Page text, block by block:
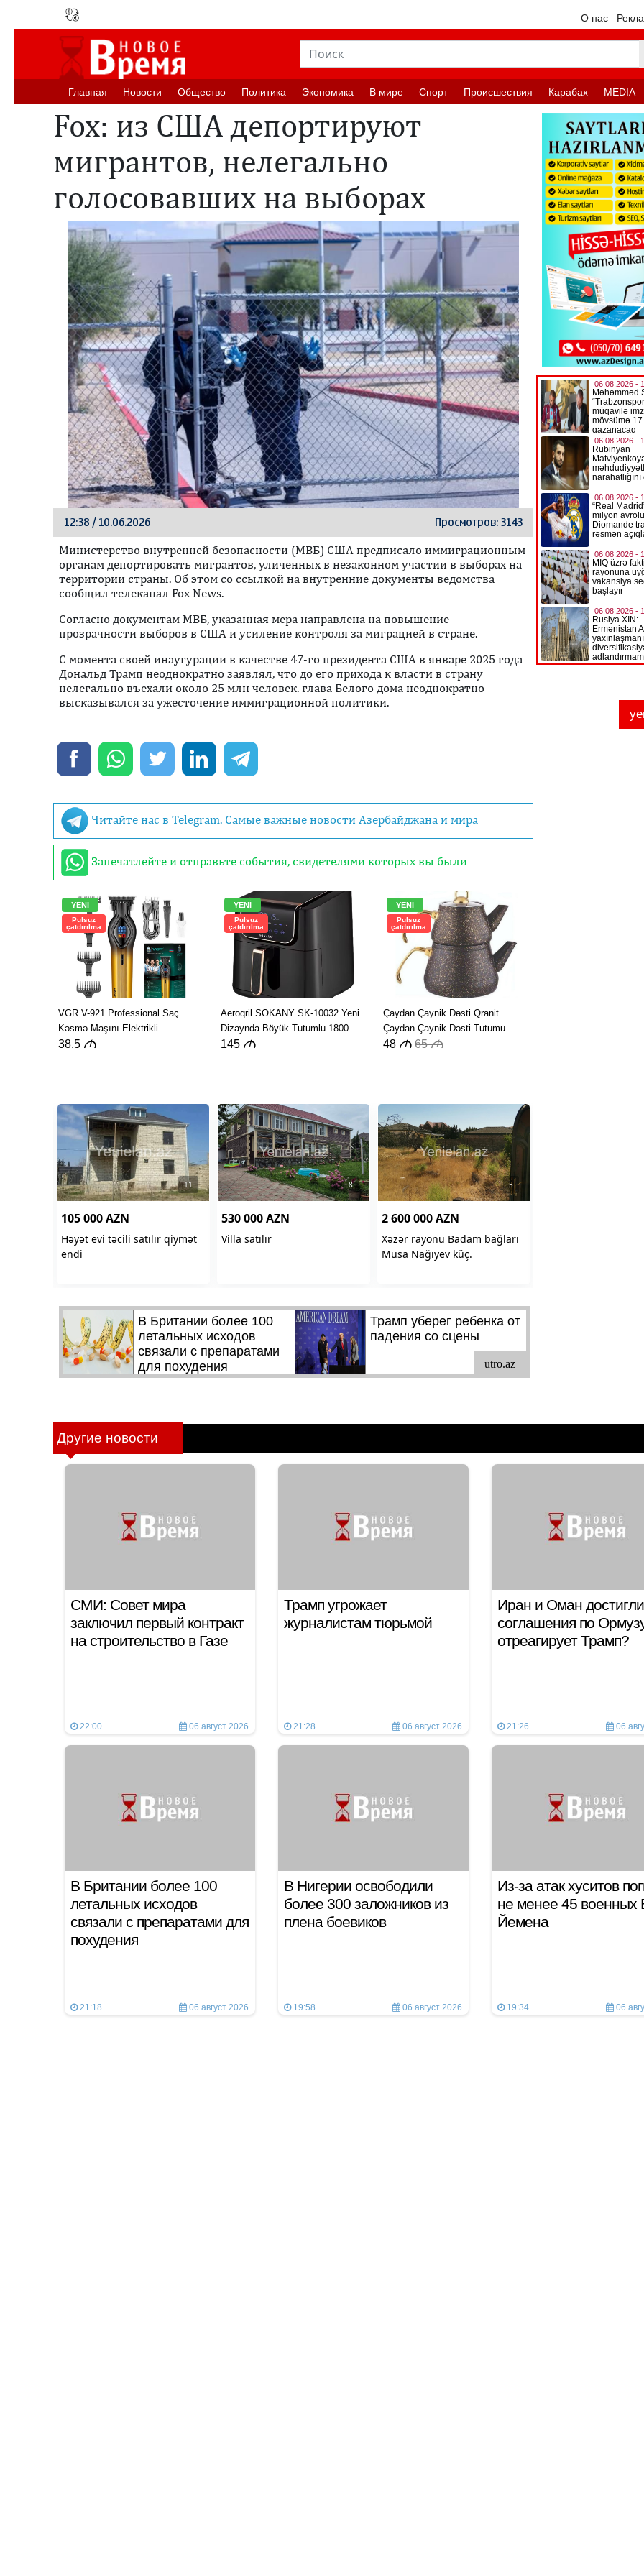
О нас
Главная Новости Oбщество Политика Экономика В мире Спорт Происшествия Карабах MEDIA
Fox: из США депортируют
мигрантов, нелегально
голосовавших на выборах
12:38 / 10.06.2026 Просмотров: 3143
Министерство внутренней безопасности (МВБ) США предписало иммиграционным
органам депортировать мигрантов, уличенных в незаконном участии в выборах на
территории страны. Об этом со ссылкой на внутренние документы ведомства
сообщил телеканал Fox News.
Согласно документам МВБ, указанная мера направлена на повышение
прозрачности выборов в США и усиление контроля за миграцией в стране.
С момента своей инаугурации в качестве 47-го президента США в январе 2025 года
Дональд Трамп неоднократно заявлял, что до его прихода к власти в страну
нелегально въехали около 25 млн человек. глава Белого дома неоднократно
высказывался за ужесточение иммиграционной политики.
Читайте нас в Telegram. Самые важные новости Азербайджана и мира
Запечатлейте и отправьте события, свидетелями которых вы были
Другие новости
СМИ: Совет мира
заключил первый контракт
на строительство в Газе
22:00 06 август 2026
Трамп угрожает
журналистам тюрьмой
21:28 06 август 2026
Иран и Оман достигли
соглашения по
отреагирует Трамп?
21:26 06
В Британии более 100
летальных исходов
связали с препаратами для
похудения
21:18 06 август 2026
В Нигерии освободили
более 300 заложников из
плена боевиков
19:58 06 август 2026
Из-за атак хуситов
не менее 45 военных
Йемена
19:34 06